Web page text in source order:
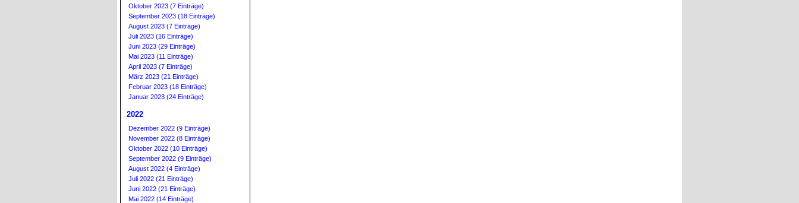
Oktober 2023 (7 Einträge)
September 2023 (18 Einträge)
August 2023 (7 Einträge)
Juli 2023 (16 Einträge)
Juni 2023 (29 Einträge)
Mai 2023 (11 Einträge)
April 2023 (7 Einträge)
März 2023 (21 Einträge)
Februar 2023 (18 Einträge)
Januar 2023 (24 Einträge)
2022
Dezember 2022 (9 Einträge)
November 2022 (8 Einträge)
Oktober 2022 (10 Einträge)
September 2022 (9 Einträge)
August 2022 (4 Einträge)
Juli 2022 (21 Einträge)
Juni 2022 (21 Einträge)
Mai 2022 (14 Einträge)